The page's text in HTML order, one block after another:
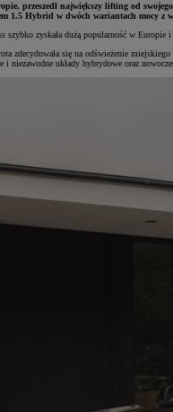
przeszedł największy lifting od
1.5 Hybrid w dwóch wariantach mocy z
zyskała dużą popularność w
zdecydowała się na odświeżenie
niezawodne układy hybrydowe oraz